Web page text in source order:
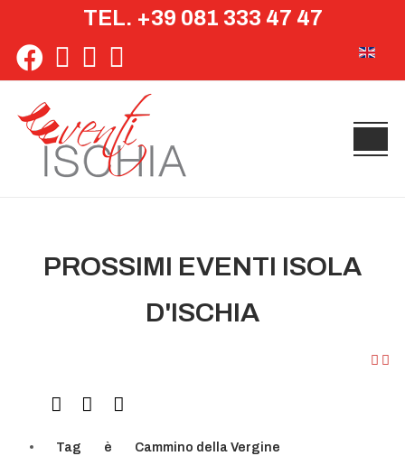
TEL. +39 081 333 47 47
PROSSIMI EVENTI ISOLA
D'ISCHIA
Tag è Cammino della Vergine